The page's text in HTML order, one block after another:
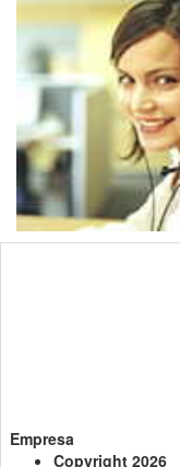
Empresa
Copyright 2026